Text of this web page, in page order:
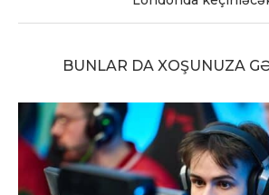
BUNLAR DA XOŞUNUZA